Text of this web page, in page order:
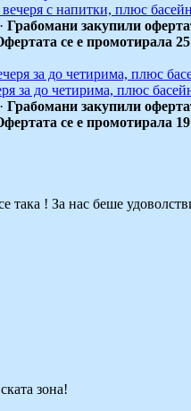
с напитки, плюс басейн
· Грабомани закупили
се е промотирала
за до четирима, плюс
· Грабомани закупили
се е промотирала
! За нас беше
зона!